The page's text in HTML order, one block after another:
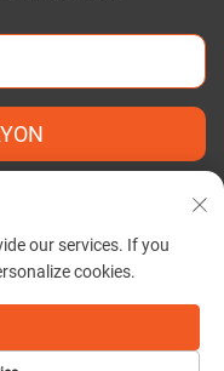
Co., Ltd. |
our services. If you
cookies.